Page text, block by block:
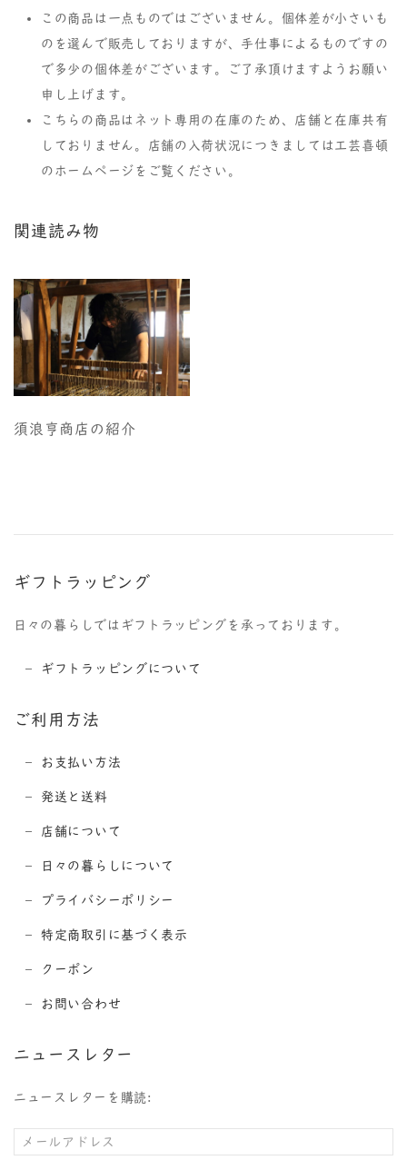
この商品は一点ものではございません。個体差が小さいも
のを選んで販売しておりますが、手仕事によるものですの
で多少の個体差がございます。ご了承頂けますようお願い
申し上げます。
こちらの商品はネット専用の在庫のため、店舗と在庫共有
しておりません。店舗の入荷状況につきましては工芸喜頓
のホームページをご覧ください。
関連読み物
須浪亨商店の紹介
ギフトラッピング
日々の暮らしではギフトラッピングを承っております。
ギフトラッピングについて
ご利用方法
お支払い方法
発送と送料
店舗について
日々の暮らしについて
プライバシーポリシー
特定商取引に基づく表示
クーポン
お問い合わせ
ニュースレター
ニュースレターを購読: